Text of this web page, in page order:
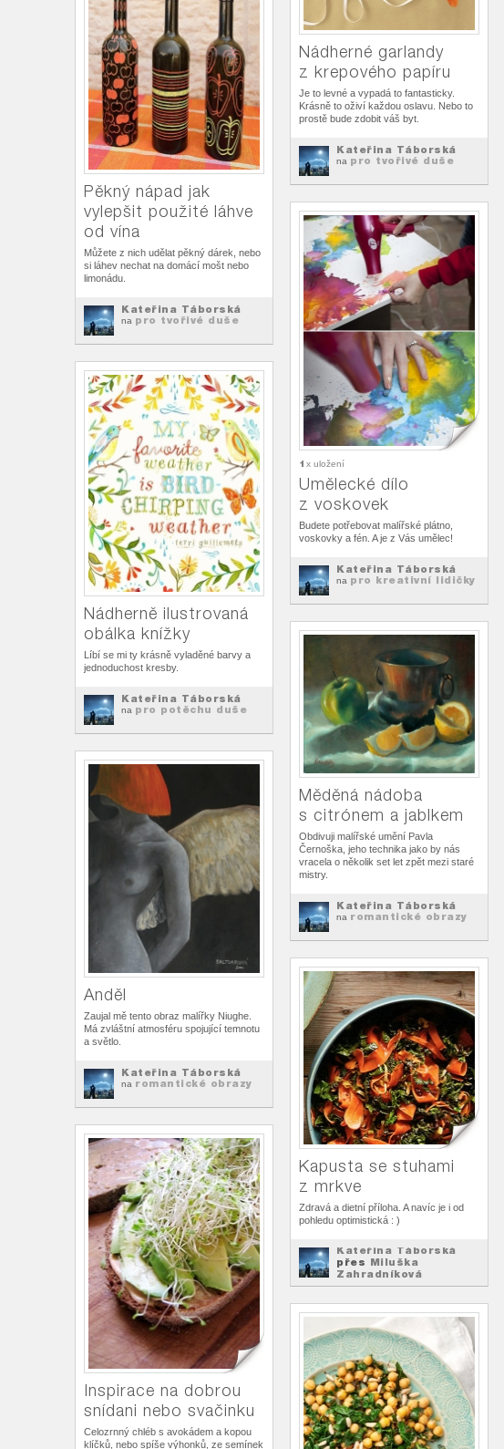
Nádherné garlandy
z krepového papíru
Je to levné a vypadá to fantasticky.
Krásně to oživí každou oslavu. Nebo to
prostě bude zdobit váš byt.
Kateřina Táborská
na pro tvořivé duše
Pěkný nápad jak
vylepšit použité láhve
od vína
Můžete z nich udělat pěkný dárek, nebo
si láhev nechat na domácí mošt nebo
limonádu.
Kateřina Táborská
na pro tvořivé duše
1 x uložení
Umělecké dílo
z voskovek
Budete potřebovat malířské plátno,
voskovky a fén. A je z Vás umělec!
Kateřina Táborská
na pro kreativní lidičky
Nádherně ilustrovaná
obálka knížky
Líbí se mi ty krásně vyladěné barvy a
jednoduchost kresby.
Kateřina Táborská
na pro potěchu duše
Měděná nádoba
s citrónem a jablkem
Obdivuji malířské umění Pavla
Černoška, jeho technika jako by nás
vracela o několik set let zpět mezi staré
mistry.
Kateřina Táborská
na romantické obrazy
Anděl
Zaujal mě tento obraz malířky Niughe.
Má zvláštní atmosféru spojující temnotu
a světlo.
Kateřina Táborská
na romantické obrazy
Kapusta se stuhami
z mrkve
Zdravá a dietní příloha. A navíc je i od
pohledu optimistická : )
Kateřina Táborská
přes Miluška
Zahradníková
naDieta bez hladu
Inspirace na dobrou
snídani nebo svačinku
Celozrnný chléb s avokádem a kopou
klíčků, nebo spíše výhonků, ze semínek